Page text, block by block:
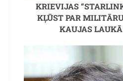
KRIEVIJAS
KĻŪST PAR
KAUJAS